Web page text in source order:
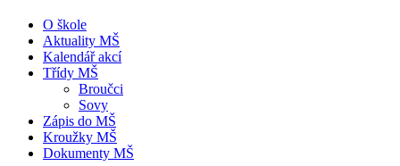
O škole
Aktuality MŠ
Kalendář akcí
Třídy MŠ
Broučci
Sovy
Zápis do MŠ
Kroužky MŠ
Dokumenty MŠ